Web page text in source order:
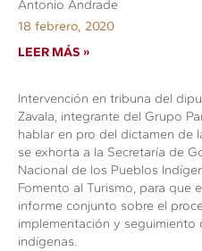
Antonio Andrade
18 febrero, 2020
LEER MÁS »
Intervención en tribuna del
Zavala, integrante del Grupo
hablar en pro del dictamen de
se exhorta a la Secretaría de
Nacional de los Pueblos
Fomento al Turismo, para que
informe conjunto sobre el
implementación y
indígenas.